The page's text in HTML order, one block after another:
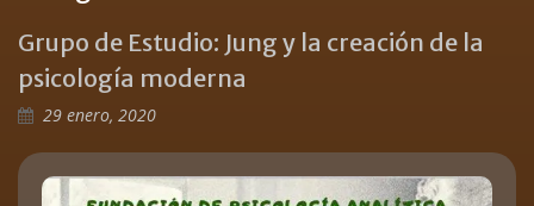
Grupo de Estudio: Jung y la creación de la
psicología moderna
29 enero, 2020